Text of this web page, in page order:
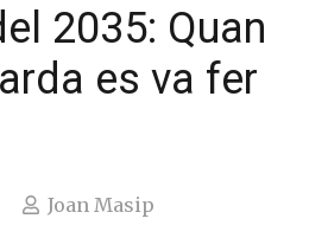
2035: Quan
es va fer
Joan Masip